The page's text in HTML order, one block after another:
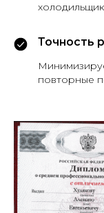
Точность
повторные